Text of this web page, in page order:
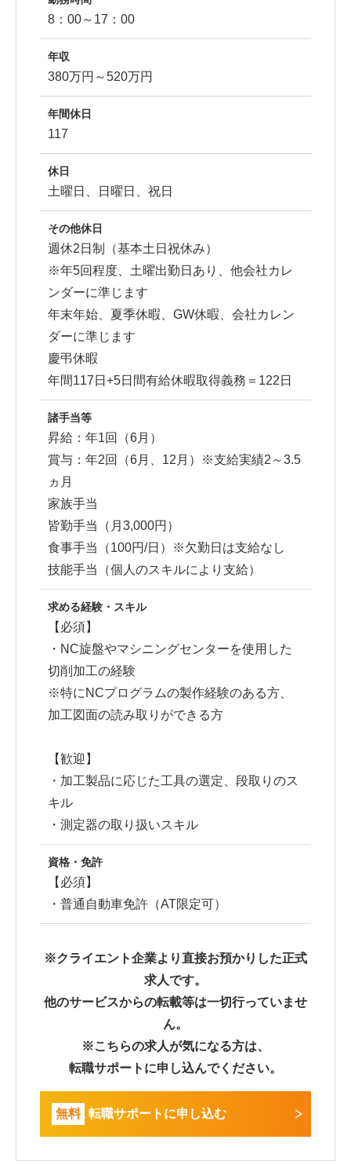
8：00～17：00
年収
380万円～520万円
年間休日
117
休日
土曜日、日曜日、祝日
その他休日
週休2日制（基本土日祝休み）
※年5回程度、土曜出勤日あり、他会社カレ
ンダーに準じます
年末年始、夏季休暇、GW休暇、会社カレン
ダーに準じます
慶弔休暇
年間117日+5日間有給休暇取得義務＝122日
諸手当等
昇給：年1回（6月）
賞与：年2回（6月、12月）※支給実績2～3.5
ヵ月
家族手当
皆勤手当（月3,000円）
食事手当（100円/日）※欠勤日は支給なし
技能手当（個人のスキルにより支給）
求める経験・スキル
【必須】
・NC旋盤やマシニングセンターを使用した
切削加工の経験
※特にNCプログラムの製作経験のある方、
加工図面の読み取りができる方
【歓迎】
・加工製品に応じた工具の選定、段取りのス
キル
・測定器の取り扱いスキル
資格・免許
【必須】
・普通自動車免許（AT限定可）
※クライエント企業より直接お預かりした正式
求人です。
他のサービスからの転載等は一切行っていませ
ん。
※こちらの求人が気になる方は、
転職サポートに申し込んでください。
無料 転職サポートに申し込む